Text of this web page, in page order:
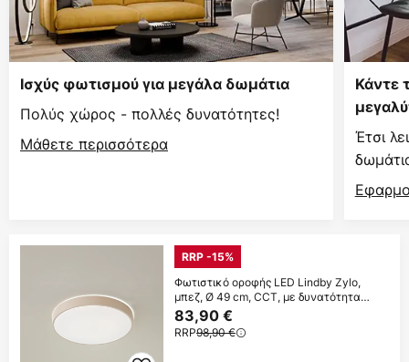
Ισχύς φωτισμού για μεγάλα δωμάτια
Πολύς χώρος - πολλές δυνατότητες!
Μάθετε περισσότερα
Κάντε
Έτσι
RRP -15%
Φωτιστικό οροφής LED Lindby Zylo,
μπεζ, Ø 49 cm, CCT, με δυνατότητα
ρύθμισης
83,90 €
RRP98,90 €